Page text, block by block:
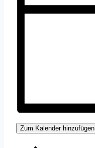
Zum Kalender hinzufügen